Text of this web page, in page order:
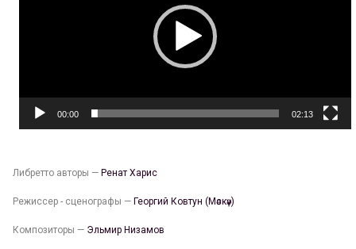
00:00 02:13
Либретто авторы — Ренат Харис
Режиссер - сценографы — Георгий Ковтун (Мәскәү)
Композиторы — Эльмир Низамов